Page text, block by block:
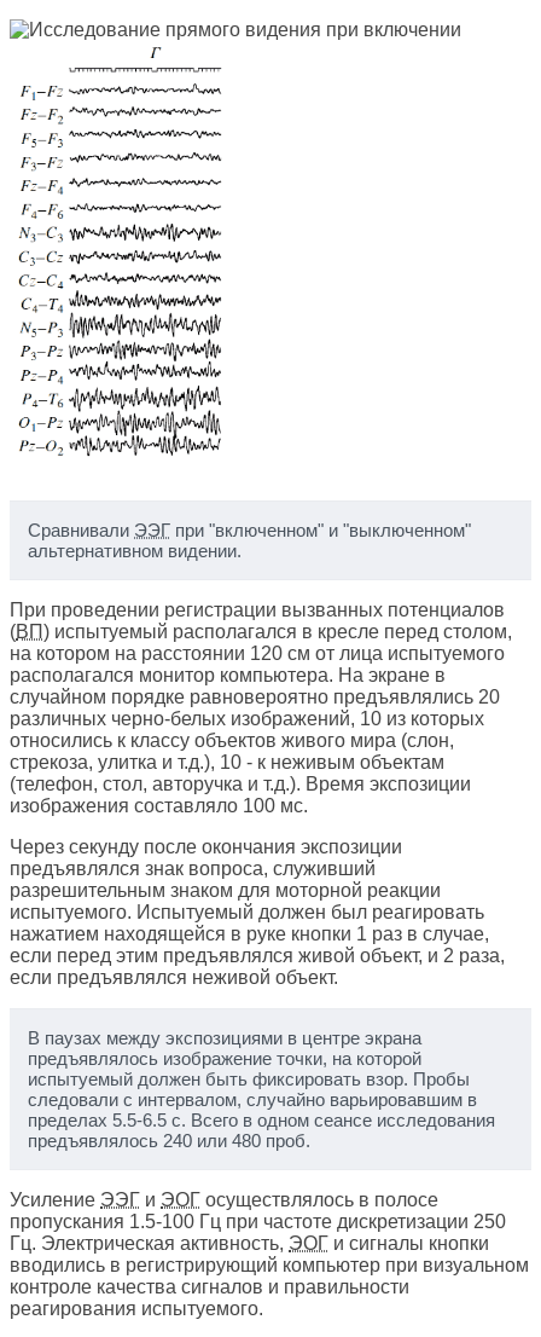
Сравнивали ЭЭГ при "включенном" и "выключенном"
альтернативном видении.
При проведении регистрации вызванных потенциалов
(ВП) испытуемый располагался в кресле перед столом,
на котором на расстоянии 120 см от лица испытуемого
располагался монитор компьютера. На экране в
случайном порядке равновероятно предъявлялись 20
различных черно-белых изображений, 10 из которых
относились к классу объектов живого мира (слон,
стрекоза, улитка и т.д.), 10 - к неживым объектам
(телефон, стол, авторучка и т.д.). Время экспозиции
изображения составляло 100 мс.
Через секунду после окончания экспозиции
предъявлялся знак вопроса, служивший
разрешительным знаком для моторной реакции
испытуемого. Испытуемый должен был реагировать
нажатием находящейся в руке кнопки 1 раз в случае,
если перед этим предъявлялся живой объект, и 2 раза,
если предъявлялся неживой объект.
В паузах между экспозициями в центре экрана
предъявлялось изображение точки, на которой
испытуемый должен быть фиксировать взор. Пробы
следовали с интервалом, случайно варьировавшим в
пределах 5.5-6.5 с. Всего в одном сеансе исследования
предъявлялось 240 или 480 проб.
Усиление ЭЭГ и ЭОГ осуществлялось в полосе
пропускания 1.5-100 Гц при частоте дискретизации 250
Гц. Электрическая активность, ЭОГ и сигналы кнопки
вводились в регистрирующий компьютер при визуальном
контроле качества сигналов и правильности
реагирования испытуемого.